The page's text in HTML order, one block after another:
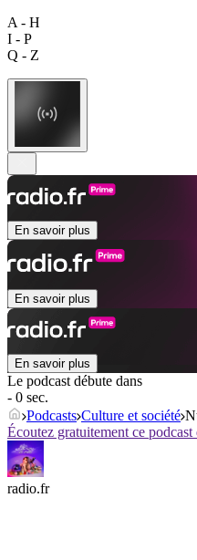
A - H
I - P
Q - Z
En savoir plus
En savoir plus
En savoir plus
Le podcast débute dans
- 0 sec.
Podcasts Culture et société
Écoutez gratuitement ce
radio.fr